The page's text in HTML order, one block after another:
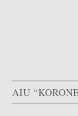
AIU